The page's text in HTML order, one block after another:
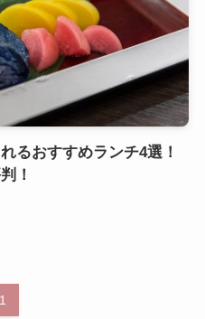
るおすすめランチ4選！
！
1